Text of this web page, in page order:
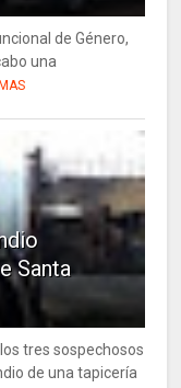
de Género,
una
Santa
tres sospechosos
de una tapicería